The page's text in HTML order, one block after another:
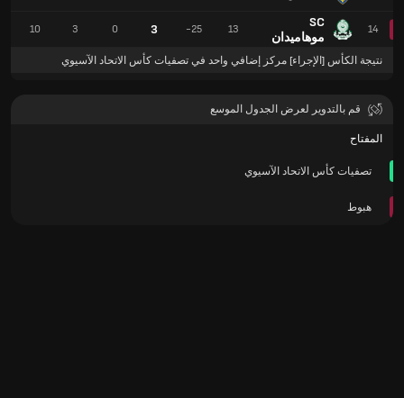
14
SC
موهاميدان
13
-25
3
0
3
10
نتيجة الكأس [الإجراء] مركز إضافي واحد في تصفيات كأس الاتحاد الآسيوي
قم بالتدوير لعرض الجدول الموسع
المفتاح
تصفيات كأس الاتحاد الآسيوي
هبوط